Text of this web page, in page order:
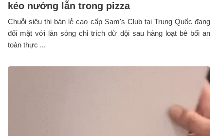
kéo nướng lẫn trong pizza
Chuỗi siêu thị bán lẻ cao cấp Sam's Club tại Trung Quốc đang
đối mặt với làn sóng chỉ trích dữ dội sau hàng loạt bê bối an
toàn thực ...